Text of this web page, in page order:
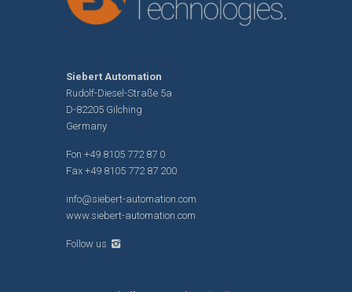
Siebert Automation
Rudolf-Diesel-Straße 5a
D-82205 Gilching
Germany
Fon +49 8105 772 87 0
Fax +49 8105 772 87 200
info@siebert-automation.com
www.siebert-automation.com
Follow us